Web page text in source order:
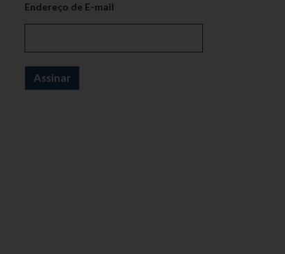
Endereço de E-mail